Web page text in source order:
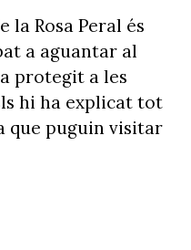
la Rosa Peral és
a aguantar al
protegit a les
hi ha explicat tot
que puguin visitar